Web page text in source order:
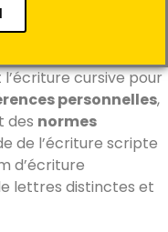
cursive pour
personnelles,
des normes
de l’écriture scripte
d’écriture
lettres distinctes et